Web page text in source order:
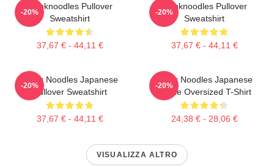
Thinknoodles Pullover
Sweatshirt
37,67 € - 44,11 €
-20%
Thinknoodles Pullover
Sweatshirt
37,67 € - 44,11 €
-20%
Think Noodles Japanese
Pullover Sweatshirt
37,67 € - 44,11 €
-20%
Think Noodles Japanese
Anime Oversized T-Shirt
24,38 € - 28,06 €
-20%
VISUALIZZA ALTRO